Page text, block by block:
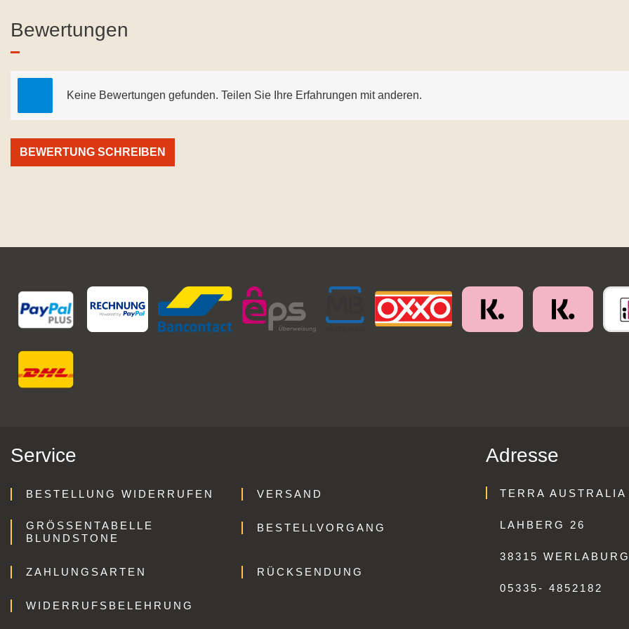
Bewertungen
Keine Bewertungen gefunden. Teilen Sie Ihre Erfahrungen mit anderen.
BEWERTUNG SCHREIBEN
Service
BESTELLUNG WIDERRUFEN VERSAND
GRÖSSENTABELLE B
LUNDSTONE
BESTELLVORGANG
ZAHLUNGSARTEN RÜCKSENDUNG
WIDERRUFSBELEHRUNG
Adresse
TERRA AUSTRALIA
LAHBERG 26
38315
05335- 4852182